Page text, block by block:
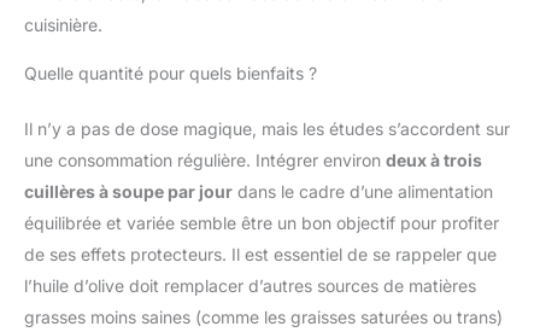
cuisinière.
Quelle quantité pour quels bienfaits ?
Il n’y a pas de dose magique, mais les études s’accordent sur
une consommation régulière. Intégrer environ deux à trois
cuillères à soupe par jour dans le cadre d’une alimentation
équilibrée et variée semble être un bon objectif pour profiter
de ses effets protecteurs. Il est essentiel de se rappeler que
l’huile d’olive doit remplacer d’autres sources de matières
grasses moins saines (comme les graisses saturées ou trans)